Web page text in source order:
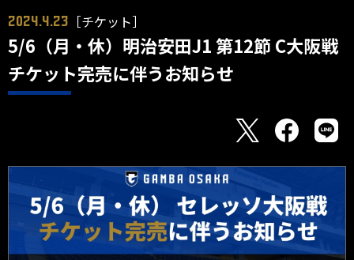
2024.4.23 ［チケット］
5/6（月・休）明治安田J1 第12節 C大阪戦
チケット完売に伴うお知らせ